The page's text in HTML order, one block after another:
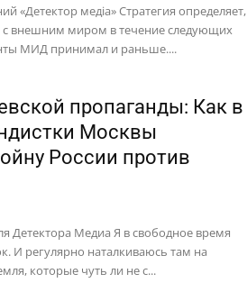
«Детектор медіа» Стратегия определяет,
с внешним миром в течение следующих
МИД принимал и раньше....
пропаганды: Как в
Москвы
России против
Детектора Медиа Я в свободное время
И регулярно наталкиваюсь там на
которые чуть ли не с...